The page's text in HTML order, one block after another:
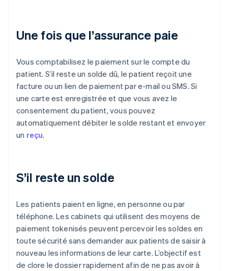
Une fois que l’assurance paie
Vous comptabilisez le paiement sur le compte du
patient. S’il reste un solde dû, le patient reçoit une
facture ou un lien de paiement par e-mail ou SMS. Si
une carte est enregistrée et que vous avez le
consentement du patient, vous pouvez
automatiquement débiter le solde restant et envoyer
un reçu.
S’il reste un solde
Les patients paient en ligne, en personne ou par
téléphone. Les cabinets qui utilisent des moyens de
paiement tokenisés peuvent percevoir les soldes en
toute sécurité sans demander aux patients de saisir à
nouveau les informations de leur carte. L’objectif est
de clore le dossier rapidement afin de ne pas avoir à